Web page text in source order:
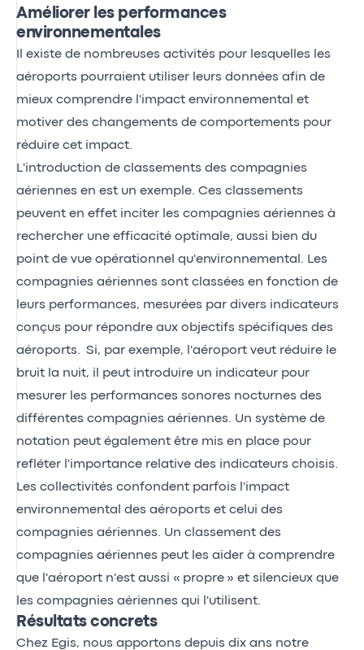
Améliorer les performances
environnementales
Il existe de nombreuses activités pour lesquelles les
aéroports pourraient utiliser leurs données afin de
mieux comprendre l'impact environnemental et
motiver des changements de comportements pour
réduire cet impact.
L'introduction de classements des compagnies
aériennes en est un exemple. Ces classements
peuvent en effet inciter les compagnies aériennes à
rechercher une efficacité optimale, aussi bien du
point de vue opérationnel qu'environnemental. Les
compagnies aériennes sont classées en fonction de
leurs performances, mesurées par divers indicateurs
conçus pour répondre aux objectifs spécifiques des
aéroports. Si, par exemple, l'aéroport veut réduire le
bruit la nuit, il peut introduire un indicateur pour
mesurer les performances sonores nocturnes des
différentes compagnies aériennes. Un système de
notation peut également être mis en place pour
refléter l'importance relative des indicateurs choisis.
Les collectivités confondent parfois l'impact
environnemental des aéroports et celui des
compagnies aériennes. Un classement des
compagnies aériennes peut les aider à comprendre
que l'aéroport n'est aussi « propre » et silencieux que
les compagnies aériennes qui l'utilisent.
Résultats concrets
Chez Egis, nous apportons depuis dix ans notre